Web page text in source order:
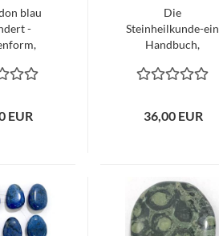
blau
-
EUR
Die
Steinheilkunde-ein
Handbuch,
Neue Erde Verlag
36,00 EUR